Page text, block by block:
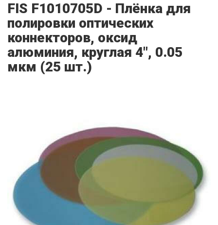
FIS F1010705D - Плёнка для
полировки оптических
коннекторов, оксид
алюминия, круглая 4", 0.05
мкм (25 шт.)